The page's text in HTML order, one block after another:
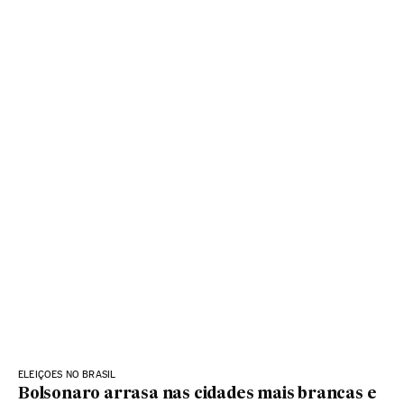
ELEIÇOES NO BRASIL
Bolsonaro arrasa nas cidades mais brancas e